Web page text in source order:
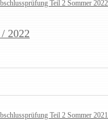
Teil 2 Sommer 2022
2022
Teil 2 Sommer 2021